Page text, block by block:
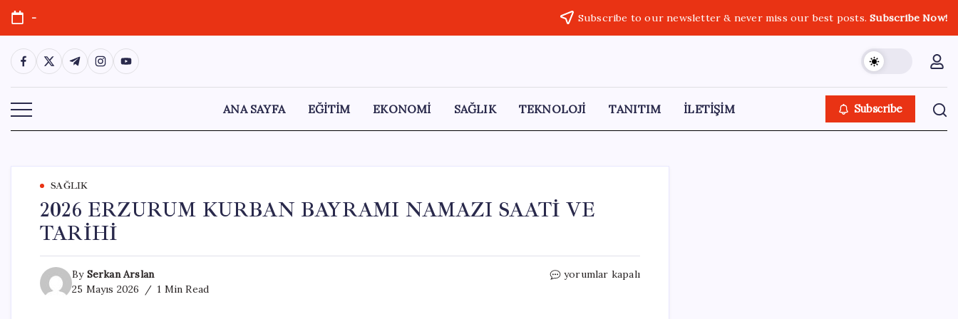
Skip
content
- Subscribe to our newsletter & never miss our best posts.Subscribe Now!
https://www.facebook.com/
https://twitter.com/
https://t.me/
https://www.instagram.com/
https://youtube.com/
ANA SAYFA EĞİTİM EKONOMİ SAĞLIK TEKNOLOJİ TANITIM İLETİŞİM Subscribe
SAĞLIK
2026 ERZURUM KURBAN BAYRAMI NAMAZI SAATİ VE
TARİHİ
By Serkan Arslan
25 Mayıs 2026
1 Min Read
2026
yorumlar kapalı